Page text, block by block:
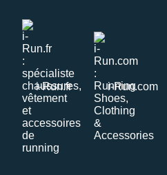
i-Run.fr i-Run.com